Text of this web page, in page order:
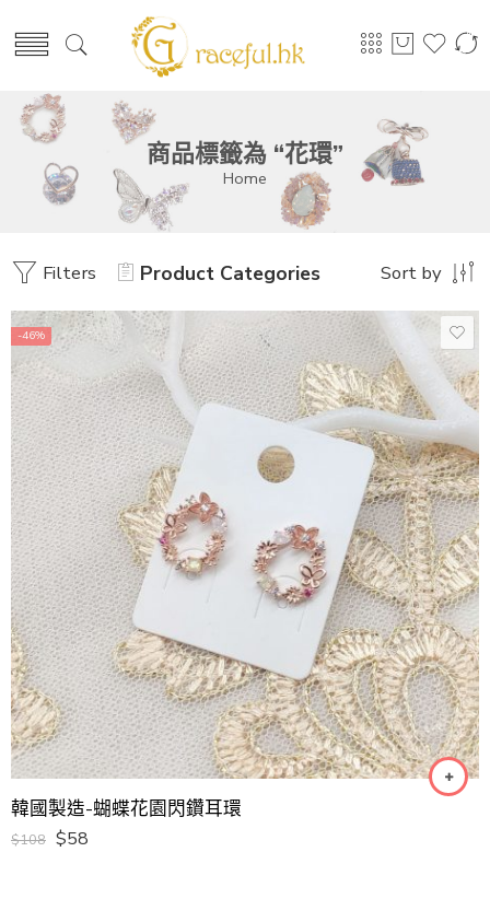
商品標籤為 “花環”
Home
Filters Product Categories Sort by
-46%
韓國製造-蝴蝶花園閃鑽耳環
$108 $58